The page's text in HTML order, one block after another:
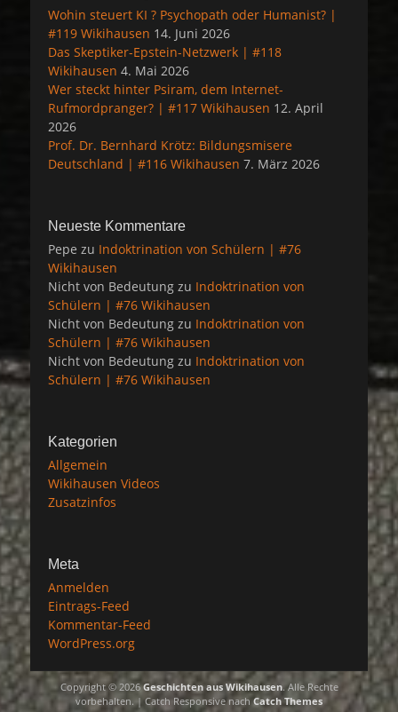
Wohin steuert KI ? Psychopath oder Humanist? |
#119 Wikihausen 14. Juni 2026
Das Skeptiker-Epstein-Netzwerk | #118
Wikihausen 4. Mai 2026
Wer steckt hinter Psiram, dem Internet-
Rufmordpranger? | #117 Wikihausen 12. April
2026
Prof. Dr. Bernhard Krötz: Bildungsmisere
Deutschland | #116 Wikihausen 7. März 2026
Neueste Kommentare
Pepe zu Indoktrination von Schülern | #76
Wikihausen
Nicht von Bedeutung zu Indoktrination von
Schülern | #76 Wikihausen
Nicht von Bedeutung zu Indoktrination von
Schülern | #76 Wikihausen
Nicht von Bedeutung zu Indoktrination von
Schülern | #76 Wikihausen
Kategorien
Allgemein
Wikihausen Videos
Zusatzinfos
Meta
Anmelden
Eintrags-Feed
Kommentar-Feed
WordPress.org
Copyright © 2026Geschichten aus Wikihausen. Alle Rechte
vorbehalten. | Catch Responsive nachCatch Themes